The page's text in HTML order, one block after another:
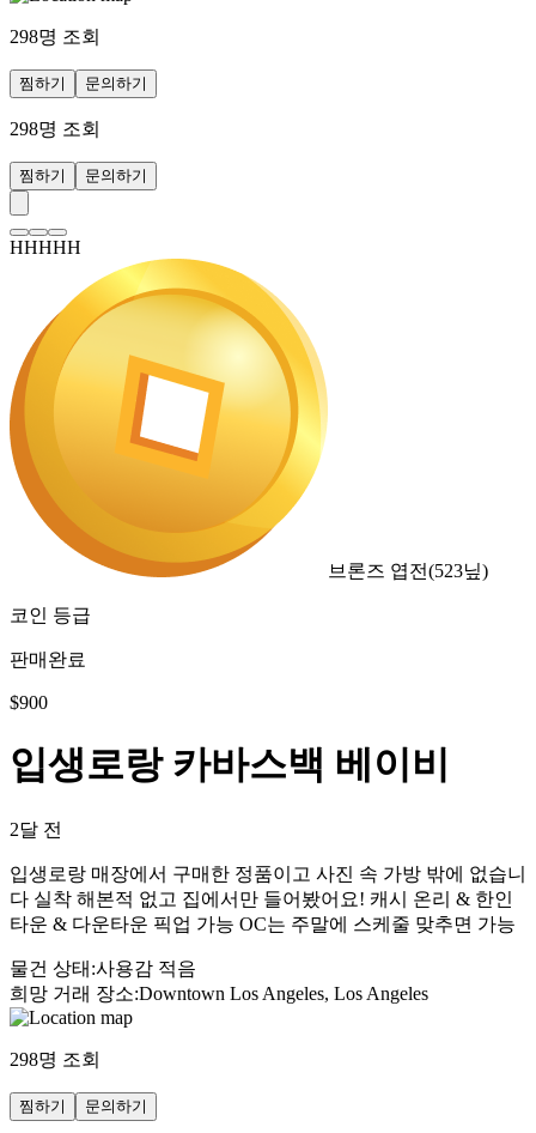
298명 조회
찜하기 문의하기
298명 조회
찜하기 문의하기
HHHHH
브론즈 엽전(523닢)
코인 등급
판매완료
$900
입생로랑 카바스백 베이비
2달 전
입생로랑 매장에서 구매한 정품이고 사진 속 가방 밖에 없습니
다 실착 해본적 없고 집에서만 들어봤어요! 캐시 온리 & 한인
타운 & 다운타운 픽업 가능 OC는 주말에 스케줄 맞추면 가능
물건 상태 :사용감 적음
희망 거래 장소:Downtown Los Angeles, Los Angeles
298명 조회
찜하기 문의하기